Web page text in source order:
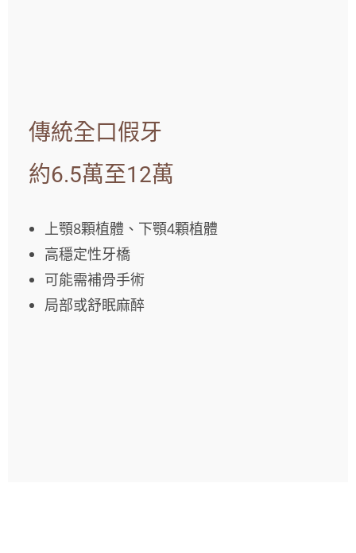
傳統全口假牙
約6.5萬至12萬
上顎8顆植體、下顎4顆植體
高穩定性牙橋
可能需補骨手術
局部或舒眠麻醉